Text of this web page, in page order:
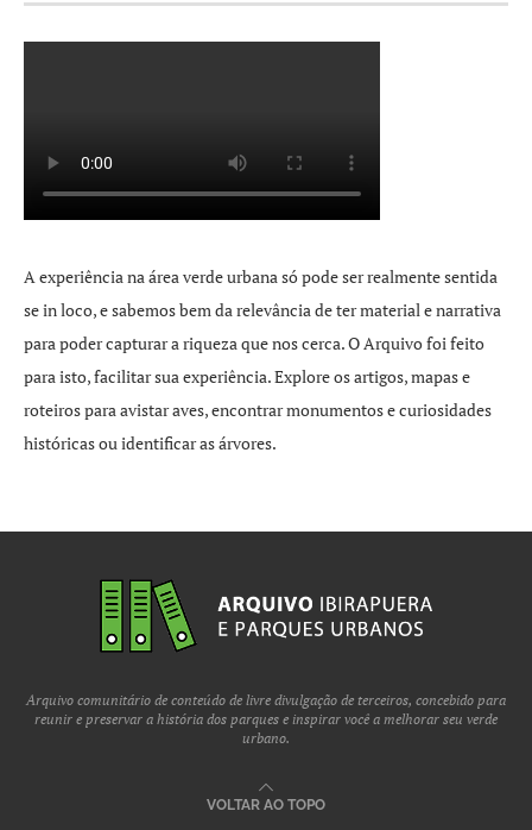
A experiência na área verde urbana só pode ser realmente sentida
se in loco, e sabemos bem da relevância de ter material e narrativa
para poder capturar a riqueza que nos cerca. O Arquivo foi feito
para isto, facilitar sua experiência. Explore os artigos, mapas e
roteiros para avistar aves, encontrar monumentos e curiosidades
históricas ou identificar as árvores.
Arquivo comunitário de conteúdo de livre divulgação de terceiros, concebido para
reunir e preservar a história dos parques e inspirar você a melhorar seu verde
urbano.
VOLTAR AO TOPO